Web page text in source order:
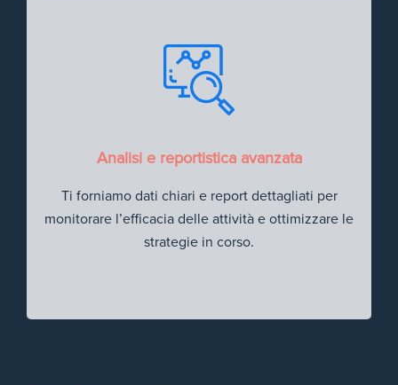
Analisi e reportistica avanzata
Ti forniamo dati chiari e report dettagliati per
monitorare l’efficacia delle attività e ottimizzare le
strategie in corso.